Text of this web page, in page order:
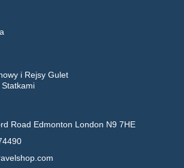
i Rejsy Gulet
Statkami
Road Edmonton London N9 7HE